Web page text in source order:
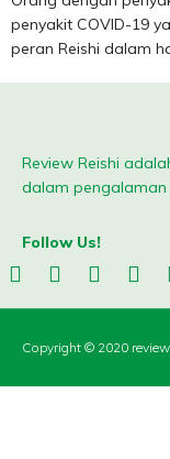
penyakit COVID-19
peran Reishi dalam
Review Reishi
dalam pengalaman
Follow Us!
Copyright © 2020